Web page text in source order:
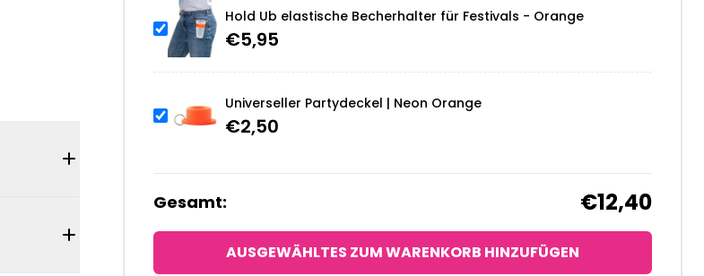
Hold Ub elastische Becherhalter für Festivals - Orange
€5,95
Universeller Partydeckel | Neon Orange
€2,50
Gesamt: €12,40
AUSGEWÄHLTES ZUM WARENKORB HINZUFÜGEN